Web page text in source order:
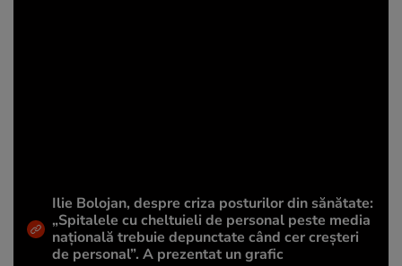
Ilie Bolojan, despre criza posturilor din sănătate:
„Spitalele cu cheltuieli de personal peste media
națională trebuie depunctate când cer creșteri
de personal”. A prezentat un grafic